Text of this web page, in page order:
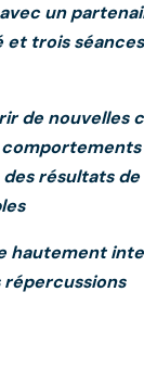
un
et trois
de nouvelles
résultats
hautement
répercussions